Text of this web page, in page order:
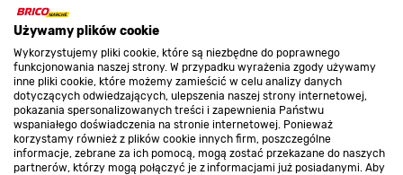
Używamy plików cookie
Wykorzystujemy pliki cookie, które są niezbędne do poprawnego
funkcjonowania naszej strony. W przypadku wyrażenia zgody używamy
inne pliki cookie, które możemy zamieścić w celu analizy danych
dotyczących odwiedzających, ulepszenia naszej strony internetowej,
pokazania spersonalizowanych treści i zapewnienia Państwu
wspaniałego doświadczenia na stronie internetowej. Ponieważ
korzystamy również z plików cookie innych firm, poszczególne
informacje, zebrane za ich pomocą, mogą zostać przekazane do naszych
partnerów, którzy mogą połączyć je z informacjami już posiadanymi. Aby
O nas
Kontakt do sklepu
Strefa biznesu